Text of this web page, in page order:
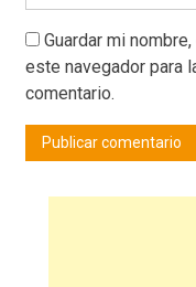
Guardar mi
este navegador para
comentario.